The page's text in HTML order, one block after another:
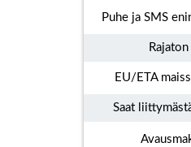
Puhe ja SMS
EU/ETA
Saat